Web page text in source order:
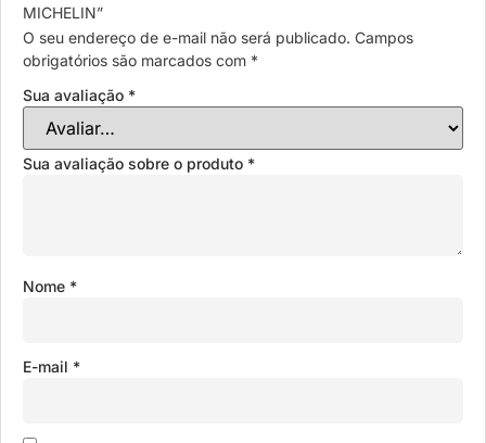
MICHELIN”
O seu endereço de e-mail não será publicado. Campos
obrigatórios são marcados com *
Sua avaliação *
Sua avaliação sobre o produto *
Nome *
E-mail *